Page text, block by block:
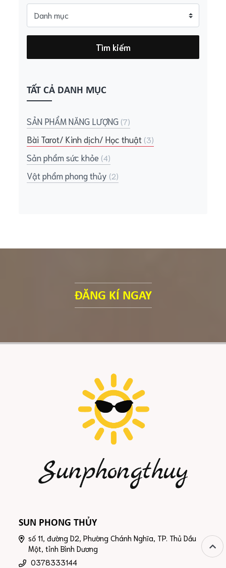
TẤT CẢ DANH MỤC
SẢN PHẨM NĂNG LƯỢNG (7)
Bài Tarot/ Kinh dịch/ Học thuật (3)
Sản phẩm sức khỏe (4)
Vật phẩm phong thủy (2)
ĐĂNG KÍ NGAY
SUN PHONG THỦY
số 11, đường D2, Phường Chánh Nghĩa, TP. Thủ Dầu
Một, tỉnh Bình Dương
0378333144